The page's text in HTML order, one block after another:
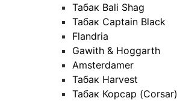
Табак Bali Shag
Табак Captain Black
Flandria
Gawith & Hoggarth
Amsterdamer
Табак Harvest
Табак Корсар (Corsar)